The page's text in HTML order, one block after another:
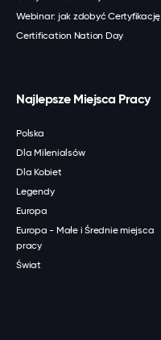
Webinar: jak zdobyć Certyfikację
Certification Nation Day
Najlepsze Miejsca Pracy
Polska
Dla Milenialsów
Dla Kobiet
Legendy
Europa
Europa - Małe i Średnie miejsca
pracy
Świat